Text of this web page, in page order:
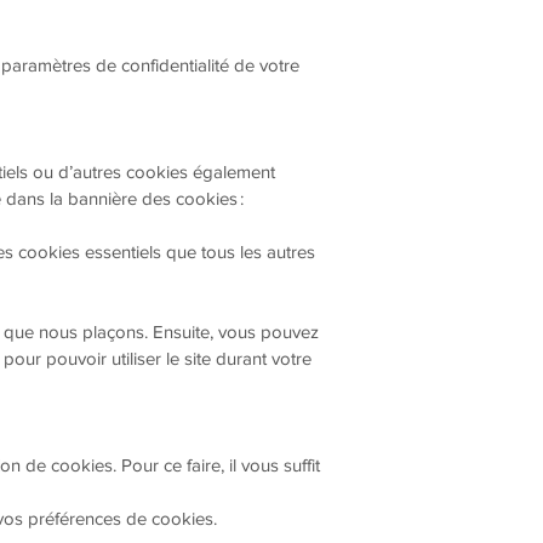
de confidentialité de votre
ou d’autres cookies également
la bannière des cookies :
cookies essentiels que tous les autres
nous plaçons. Ensuite, vous pouvez
pouvoir utiliser le site durant votre
de cookies. Pour ce faire, il vous suffit
préférences de cookies.